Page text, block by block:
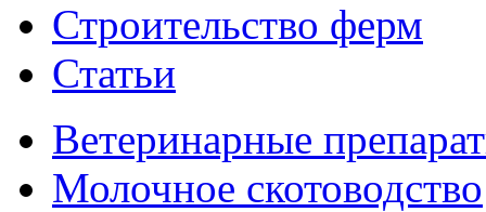
Строительство ферм
Статьи
Ветеринарные
Молочное скотоводство